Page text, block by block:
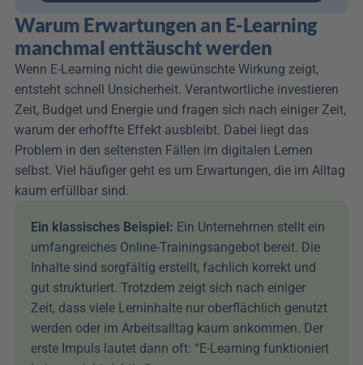
Warum Erwartungen an E-Learning
manchmal enttäuscht werden
Wenn E-Learning nicht die gewünschte Wirkung zeigt,
entsteht schnell Unsicherheit. Verantwortliche investieren
Zeit, Budget und Energie und fragen sich nach einiger Zeit,
warum der erhoffte Effekt ausbleibt. Dabei liegt das
Problem in den seltensten Fällen im digitalen Lernen
selbst. Viel häufiger geht es um Erwartungen, die im Alltag
kaum erfüllbar sind.
Ein klassisches Beispiel: Ein Unternehmen stellt ein
umfangreiches Online-Trainingsangebot bereit. Die
Inhalte sind sorgfältig erstellt, fachlich korrekt und
gut strukturiert. Trotzdem zeigt sich nach einiger
Zeit, dass viele Lerninhalte nur oberflächlich genutzt
werden oder im Arbeitsalltag kaum ankommen. Der
erste Impuls lautet dann oft: “E-Learning funktioniert